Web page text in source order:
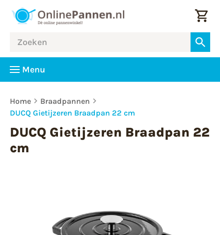
Menu
Home
Braadpannen
DUCQ Gietijzeren Braadpan 22 cm
DUCQ Gietijzeren Braadpan 22
cm